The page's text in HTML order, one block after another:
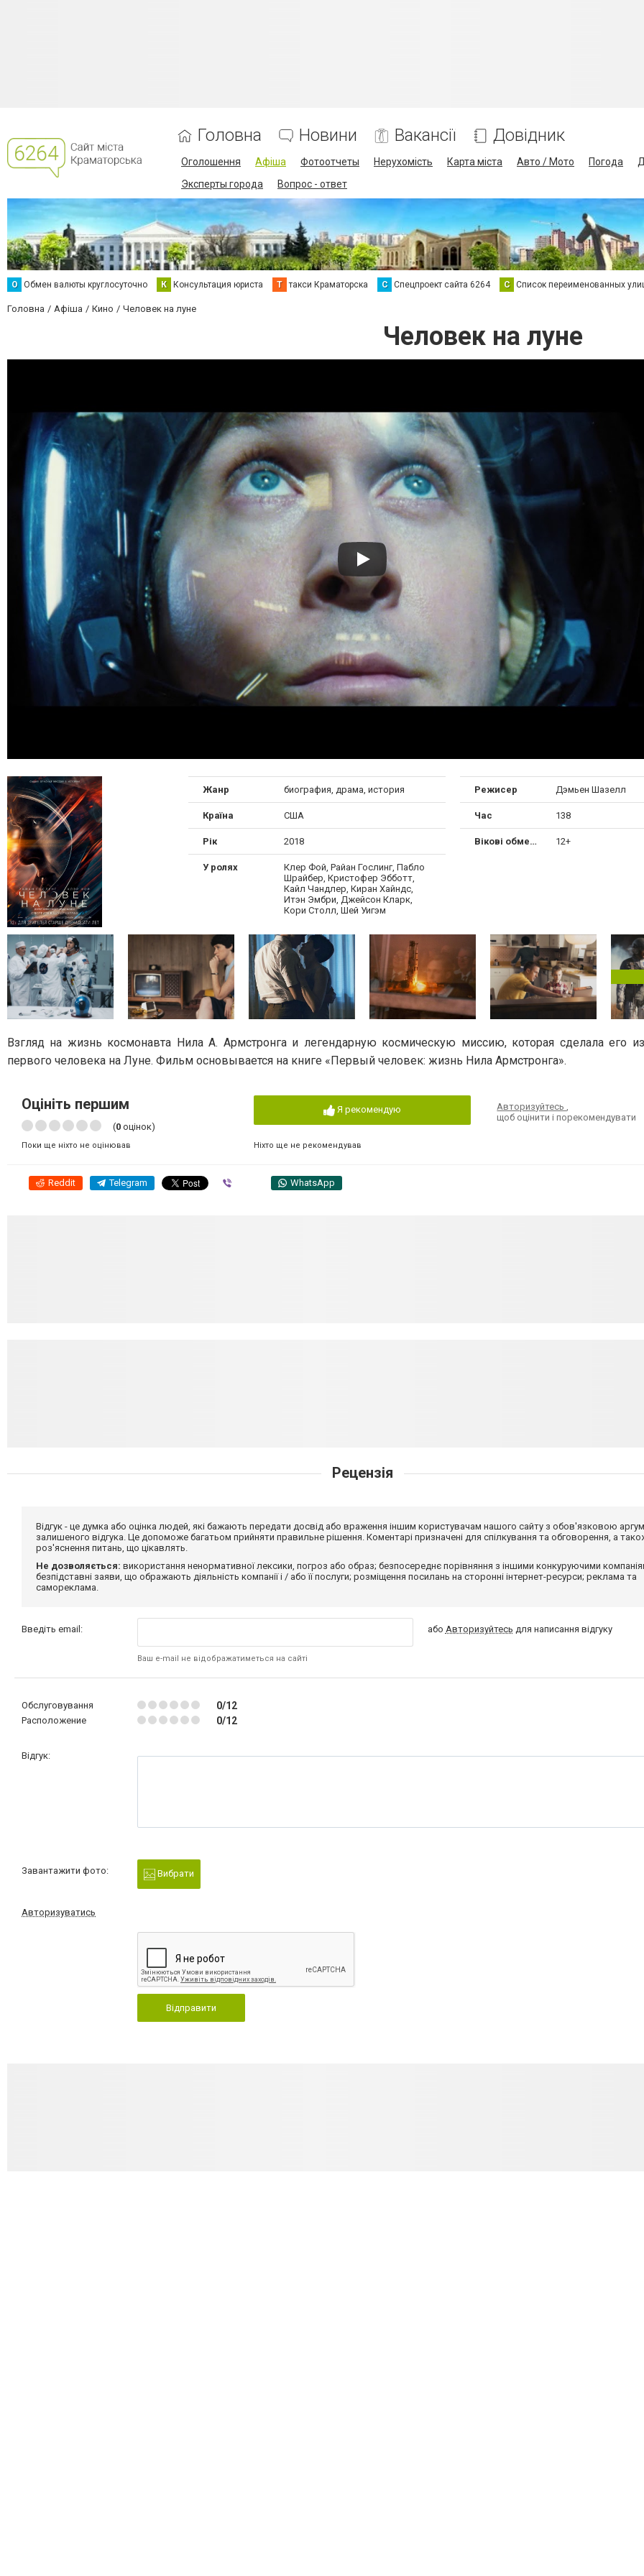
Головна Новини Вакансії Довідник
Оголошення Афіша Фотоотчеты Нерухомість Карта міста Авто / Мото Погода
Эксперты города
Вопрос - ответ
О Обмен валюты круглосуточно К Консультация юриста Т такси Краматорска С Спецпроект сайта 6264 С Список переименованных
Головна Афіша Кино Человек на луне
Человек на луне
Жанр биография, драма, история
Країна США
Рік 2018
У ролях
Клер Фой, Райан Гослинг, Пабло
Шрайбер, Кристофер Эбботт,
Кайл Чандлер, Киран Хайндс,
Итэн Эмбри, Джейсон Кларк,
Кори Столл, Шей Уигэм
Режисер Дэмьен Шазелл
Час 138
Вікові обмеження 12+
Взгляд на жизнь космонавта Нила А. Армстронга и легендарную космическую миссию, которая сделала его
первого человека на Луне. Фильм основывается на книге «Первый человек: жизнь Нила Армстронга».
Оцініть першим
(0 оцінок)
Поки ще ніхто не оцінював
Я рекомендую
Ніхто ще не рекомендував
Авторизуйтесь,
щоб оцінити і порекомендувати
Reddit Telegram WhatsApp
Рецензія
Відгук - це думка або оцінка людей, які бажають передати досвід або враження іншим користувачам нашого сайту з обов'язковою
залишеного відгука. Це допоможе багатьом прийняти правильне рішення. Коментарі призначені для спілкування та обговорення, а
роз'яснення питань, що цікавлять.
Не дозволяється: використання ненормативної лексики, погроз або образ; безпосереднє порівняння з іншими конкуруючими
безпідставні заяви, що ображають діяльність компанії і / або її послуги; розміщення посилань на сторонні інтернет-ресурси; реклама та
самореклама.
Введіть email:
Ваш e-mail не відображатиметься на сайті
або Авторизуйтесь для написання відгуку
Обслуговування 0/12
Расположение 0/12
Відгук:
Завантажити фото: Вибрати
Авторизуватись
Відправити